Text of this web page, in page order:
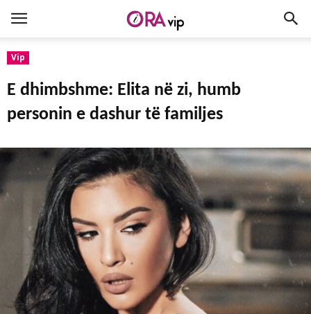
Vip
E dhimbshme: Elita në zi, humb
personin e dashur të familjes